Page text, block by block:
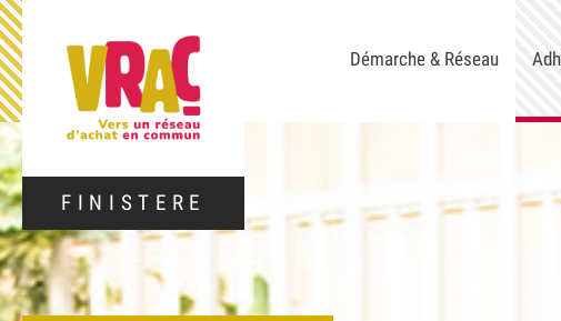
FINISTERE
Démarche & Réseau